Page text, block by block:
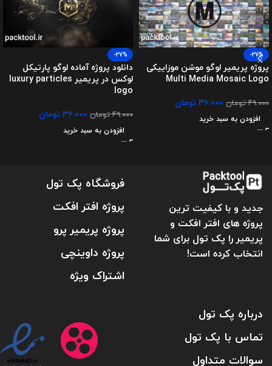
-27%
پروژه پریمیر لوگو موشن موزاییکی
Multi Media Mosaic Logo
۴۹.۰۰۰تومان ۳۶.۰۰۰ تومان
افزودن به سبد خرید
-27%
دانلود پروژه آماده لوگو پارتیکل
لوکس در پریمیر luxury particles
logo
۴۹.۰۰۰تومان ۳۶.۰۰۰ تومان
افزودن به سبد خرید
جدید و با کیفیت ترین
پروژه های افتر افکت و
پریمیر را پک تول برای شما
انتخاب کرده است!
فروشگاه پک تول
پروژه افتر افکت
پروژه پریمیر پرو
پروژه داوینچی
اشتراک ویژه
درباره پک تول
تماس با پک تول
سوالات متداول